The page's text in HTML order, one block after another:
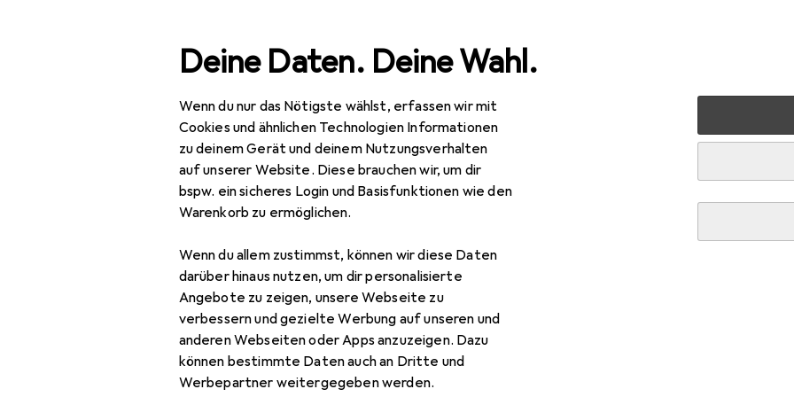
Deine Daten. Deine Wahl.
Wenn du nur das Nötigste wählst, erfassen wir mit
Cookies und ähnlichen Technologien Informationen
zu deinem Gerät und deinem Nutzungsverhalten
auf unserer Website. Diese brauchen wir, um dir
bspw. ein sicheres Login und Basisfunktionen wie den
Warenkorb zu ermöglichen.
Wenn du allem zustimmst, können wir diese Daten
darüber hinaus nutzen, um dir personalisierte
Angebote zu zeigen, unsere Webseite zu
verbessern und gezielte Werbung auf unseren und
anderen Webseiten oder Apps anzuzeigen. Dazu
können bestimmte Daten auch an Dritte und
Werbepartner weitergegeben werden.
Navigation nach Kategorien
Toilettenpapierhalter
Gesamtsortiment Wohnen Badaccessoires